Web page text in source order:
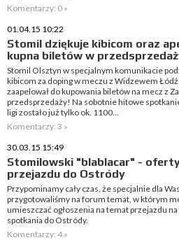
Komentarzy: 0 »
01.04.15 10:22
Stomil dziękuje kibicom oraz
kupna biletów w
Stomil Olsztyn w specjalnym komunikacie
kibicom za doping w meczu z Widzewem
zaapelował do kupowania biletów na mecz z
przedsprzedaży! Na sobotnie hitowe
ligi zostało już tylko ok. 1100...
Komentarzy: 3 »
30.03.15 15:49
Stomilowski "blablacar" -
przejazdu do Ostródy
Przypominamy cały czas, że specjalnie dla Was
przygotowaliśmy na forum temat, w którym
umieszczać ogłoszenia na temat przejazdu
spotkania do Ostródy.
Komentarzy: 4 »